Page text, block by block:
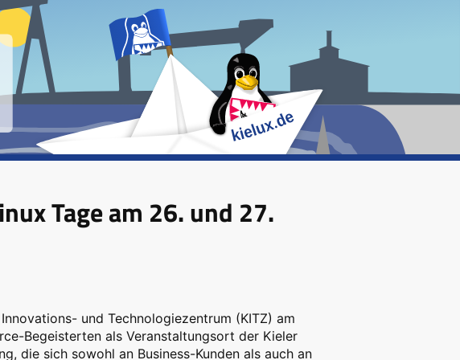
Tage am 26. und 27.
und Technologiezentrum (KITZ) am
Begeisterten als Veranstaltungsort der Kieler
die sich sowohl an Business-Kunden als auch an